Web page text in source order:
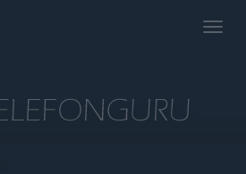
Toggle